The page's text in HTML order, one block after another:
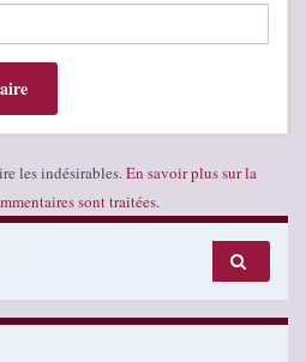
les indésirables. En savoir plus sur la
sont traitées.